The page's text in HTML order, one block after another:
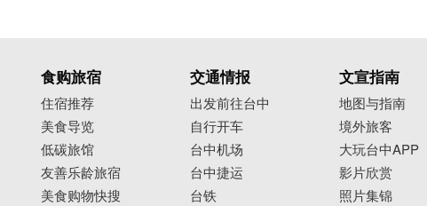
食购旅宿
住宿推荐
美食导览
低碳旅馆
友善乐龄旅宿
美食购物快搜
交通情报
出发前往台中
自行开车
台中机场
台中捷运
台铁
文宣指南
地图与指南
境外旅客
大玩台中APP
影片欣赏
照片集锦